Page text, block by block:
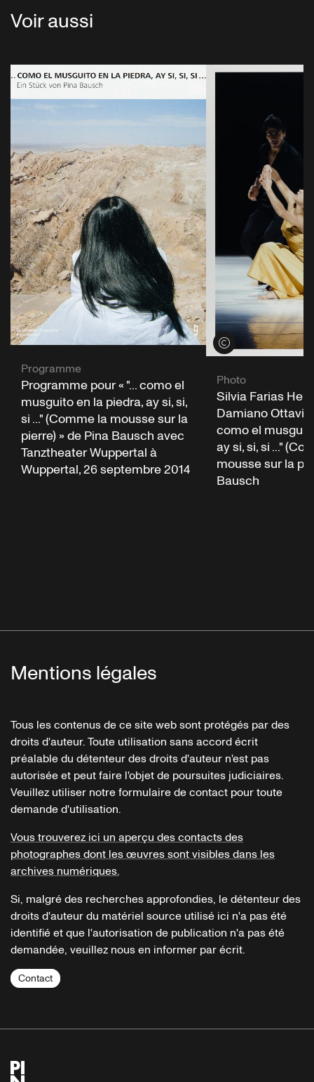
Voir aussi
Programme
Programme pour « "... como el
musguito en la piedra, ay si, si,
si ..." (Comme la mousse sur la
pierre) » de Pina Bausch avec
Tanztheater Wuppertal à
Wuppertal, 26 septembre 2014
Voir les crédits
Photo
Silvia Farias
Damiano Ottavio
como el
ay si, si, si ..."
mousse sur la
Bausch
Mentions légales
Tous les contenus de ce site web sont protégés par des
droits d'auteur. Toute utilisation sans accord écrit
préalable du détenteur des droits d'auteur n'est pas
autorisée et peut faire l'objet de poursuites judiciaires.
Veuillez utiliser notre formulaire de contact pour toute
demande d'utilisation.
Vous trouverez ici un aperçu des contacts des
photographes dont les œuvres sont visibles dans les
archives numériques.
Si, malgré des recherches approfondies, le détenteur des
droits d'auteur du matériel source utilisé ici n'a pas été
identifié et que l'autorisation de publication n'a pas été
demandée, veuillez nous en informer par écrit.
Contact